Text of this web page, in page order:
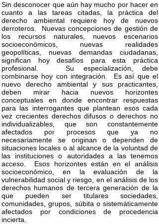
Sin desconocer que aún hay mucho por hacer en
cuanto a las tareas citadas, la práctica del
derecho ambiental requiere hoy de nuevos
derroteros. Nuevas concepciones de gestión de
los recursos naturales, nuevos escenarios
socioeconómicos, nuevas realidades
geopolíticas, nuevas demandas ciudadanas,
significan hoy desafíos para esta práctica
profesional. Su especialización, debe
combinarse hoy con integración. Es así que el
nuevo derecho ambiental y sus practicantes,
deben mirar hacia nuevos horizontes
conceptuales en donde encontrar respuestas
para las interrogantes que plantean esos cada
vez crecientes derechos difusos o derechos no
individualizables, que son constantemente
afectados por procesos que ya no
necesariamente se originan o dependen de
situaciones locales o al alcance de la voluntad de
las instituciones o autoridades a las tenemos
acceso. Esos horizontes están en el análisis
socioeconómico, en la evaluación de la
vulnerabilidad social y riesgo, en el análisis de los
derechos humanos de tercera generación de la
que pueden ser titulares sociedades,
comunidades, grupos, súbita o sistemáticamente
afectados por condiciones de procedencia
incierta.